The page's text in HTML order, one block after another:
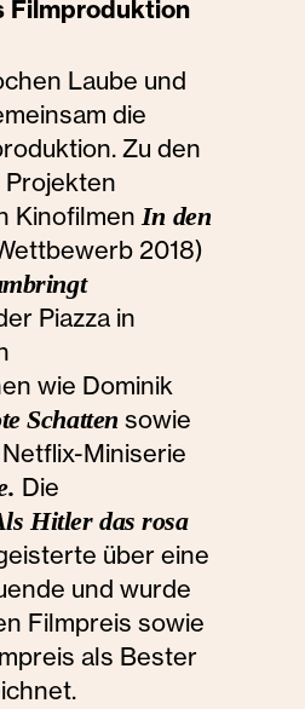
Filmproduktion
Laube und
die
Zu den
Kinofilmen In den
2018)
Piazza in
wie Dominik
Schatten sowie
Miniserie
Die
Hitler das rosa
über eine
und wurde
Filmpreis sowie
als Bester